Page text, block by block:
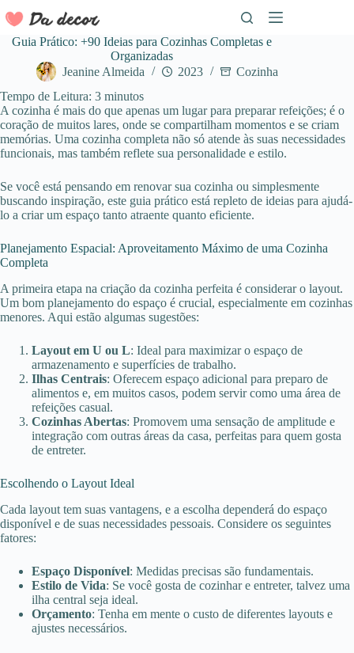
para
conteúdo
Guia Prático: +90 Ideias para Cozinhas Completas e
Organizadas
Jeanine Almeida
2023
Cozinha
Tempo de Leitura: 3 minutos
A cozinha é mais do que apenas um lugar para preparar refeições; é o
coração de muitos lares, onde se compartilham momentos e se criam
memórias. Uma cozinha completa não só atende às suas necessidades
funcionais, mas também reflete sua personalidade e estilo.
Se você está pensando em renovar sua cozinha ou simplesmente
buscando inspiração, este guia prático está repleto de ideias para ajudá-
lo a criar um espaço tanto atraente quanto eficiente.
Planejamento Espacial: Aproveitamento Máximo de uma Cozinha
Completa
A primeira etapa na criação da cozinha perfeita é considerar o layout.
Um bom planejamento do espaço é crucial, especialmente em cozinhas
menores. Aqui estão algumas sugestões:
Layout em U ou L: Ideal para maximizar o espaço de
armazenamento e superfícies de trabalho.
Ilhas Centrais: Oferecem espaço adicional para preparo de
alimentos e, em muitos casos, podem servir como uma área de
refeições casual.
Cozinhas Abertas: Promovem uma sensação de amplitude e
integração com outras áreas da casa, perfeitas para quem gosta
de entreter.
Escolhendo o Layout Ideal
Cada layout tem suas vantagens, e a escolha dependerá do espaço
disponível e de suas necessidades pessoais. Considere os seguintes
fatores:
Espaço Disponível: Medidas precisas são fundamentais.
Estilo de Vida: Se você gosta de cozinhar e entreter, talvez uma
ilha central seja ideal.
Orçamento: Tenha em mente o custo de diferentes layouts e
ajustes necessários.